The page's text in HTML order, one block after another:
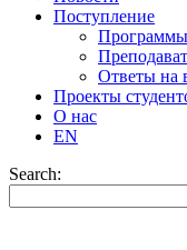
Поступление
Ответы на
Проекты
О нас
EN
Search: